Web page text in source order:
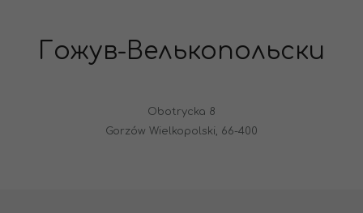
Гожув-Велькопольски
Obotrycka 8
Gorzów Wielkopolski, 66-400